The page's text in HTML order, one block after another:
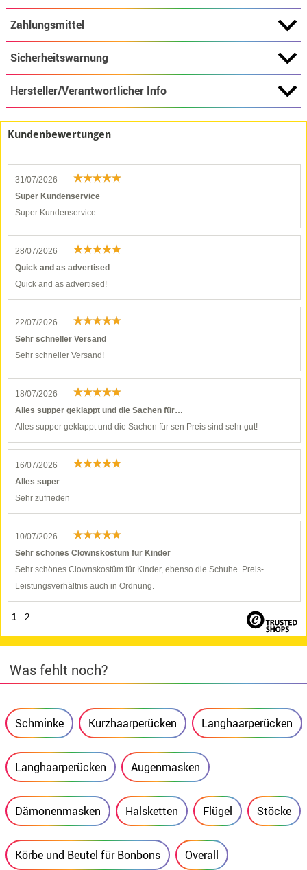
Zahlungsmittel
Sicherheitswarnung
Hersteller/Verantwortlicher Info
Kundenbewertungen
31/07/2026
Super Kundenservice
Super Kundenservice
28/07/2026
Quick and as advertised
Quick and as advertised!
22/07/2026
Sehr schneller Versand
Sehr schneller Versand!
18/07/2026
Alles supper geklappt und die Sachen für…
Alles supper geklappt und die Sachen für sen Preis sind sehr gut!
16/07/2026
Alles super
Sehr zufrieden
10/07/2026
Sehr schönes Clownskostüm für Kinder
Sehr schönes Clownskostüm für Kinder, ebenso die Schuhe. Preis-
Leistungsverhältnis auch in Ordnung.
1 2
Was fehlt noch?
Schminke Kurzhaarperücken Langhaarperücken
Langhaarperücken Augenmasken
Dämonenmasken Halsketten Flügel Stöcke
Körbe und Beutel für Bonbons Overall